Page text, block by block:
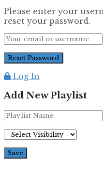
Please enter your
reset your password.
Log In
Add New Playlist